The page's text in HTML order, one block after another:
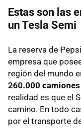
Estas son las
un Tesla Semi
La reserva de
empresa que
región del mundo
260.000
realidad es que el
camino. En todo
por el transporte